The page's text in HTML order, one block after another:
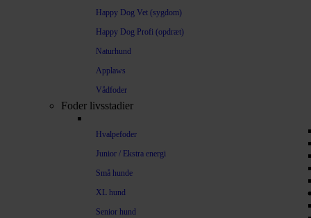
Happy Dog Vet (sygdom)
Happy Dog Profi (opdræt)
Naturhund
Applaws
Vådfoder
Foder livsstadier
Hvalpefoder
Junior / Ekstra energi
Små hunde
XL hund
Senior hund